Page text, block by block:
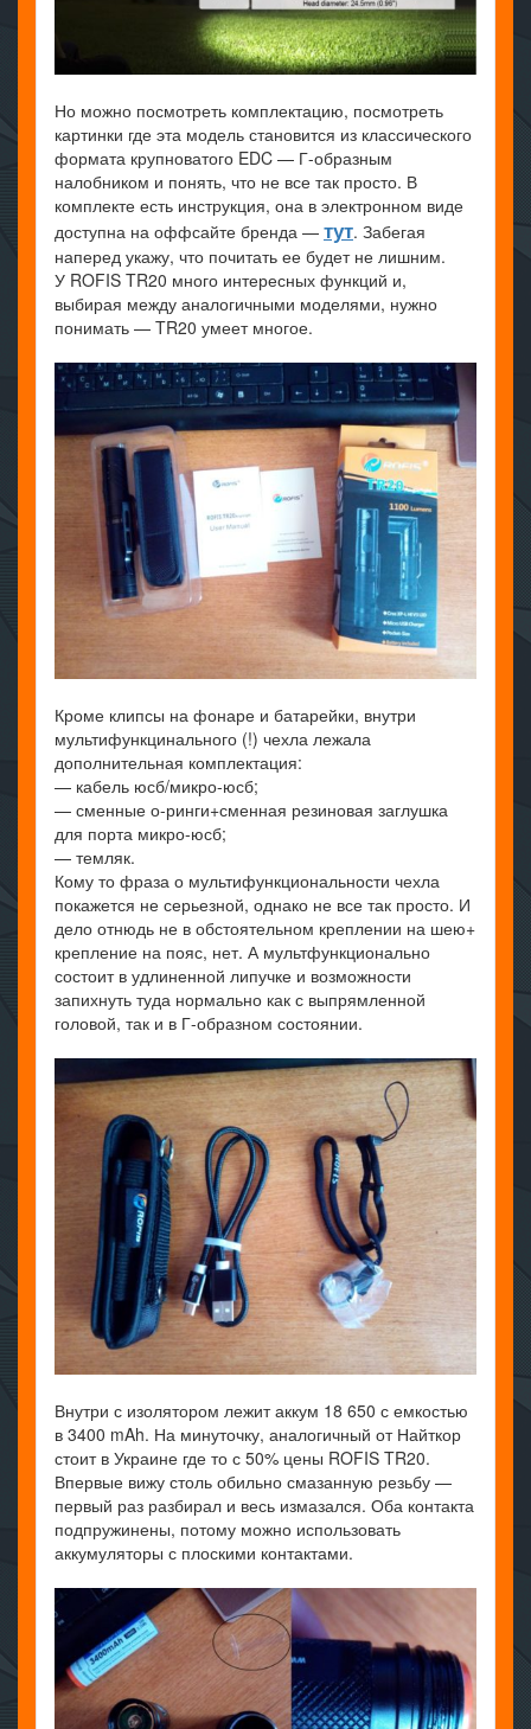
Но можно посмотреть комплектацию, посмотреть
картинки где эта модель становится из классического
формата крупноватого EDC — Г-образным
налобником и понять, что не все так просто. В
комплекте есть инструкция, она в электронном виде
доступна на оффсайте бренда — тут. Забегая
наперед укажу, что почитать ее будет не лишним.
У ROFIS TR20 много интересных функций и,
выбирая между аналогичными моделями, нужно
понимать — TR20 умеет многое.
Кроме клипсы на фонаре и батарейки, внутри
мультифункцинального (!) чехла лежала
дополнительная комплектация:
— кабель юсб/микро-юсб;
— сменные о-ринги+сменная резиновая заглушка
для порта микро-юсб;
— темляк.
Кому то фраза о мультифункциональности чехла
покажется не серьезной, однако не все так просто. И
дело отнюдь не в обстоятельном креплении на шею+
крепление на пояс, нет. А мультфункционально
состоит в удлиненной липучке и возможности
запихнуть туда нормально как с выпрямленной
головой, так и в Г-образном состоянии.
Внутри с изолятором лежит аккум 18 650 с емкостью
в 3400 mAh. На минуточку, аналогичный от Найткор
стоит в Украине где то с 50% цены ROFIS TR20.
Впервые вижу столь обильно смазанную резьбу —
первый раз разбирал и весь измазался. Оба контакта
подпружинены, потому можно использовать
аккумуляторы с плоскими контактами.